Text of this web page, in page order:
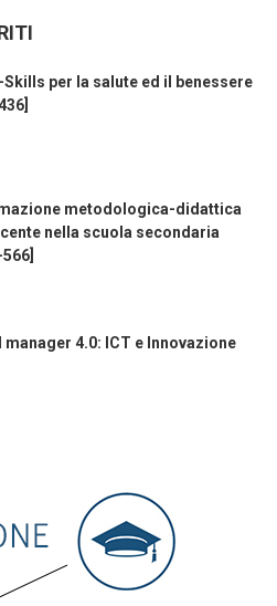
per la salute ed il benessere
metodologica-didattica
nella scuola secondaria
manager 4.0: ICT e Innovazione